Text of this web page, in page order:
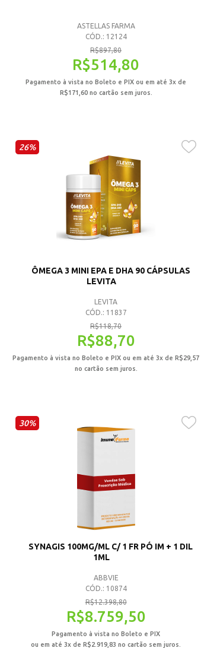
ASTELLAS FARMA
CÓD.: 12124
R$897,80
R$514,80
Pagamento à vista no Boleto e PIX ou em até 3x de
R$171,60no cartão sem juros.
26%
ÔMEGA 3 MINI EPA E DHA 90 CÁPSULAS
LEVITA
LEVITA
CÓD.: 11837
R$118,70
R$88,70
Pagamento à vista no Boleto e PIX ou em até 3x deR$29,57
no cartão sem juros.
30%
SYNAGIS 100MG/ML C/ 1 FR PÓ IM + 1 DIL
1ML
ABBVIE
CÓD.: 10874
R$12.398,80
R$8.759,50
Pagamento à vista no Boleto e PIX
ou em até 3x deR$2.919,83 no cartão sem juros.